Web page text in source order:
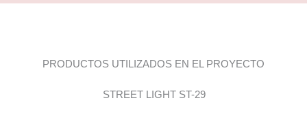
PRODUCTOS UTILIZADOS EN EL PROYECTO
STREET LIGHT ST-29